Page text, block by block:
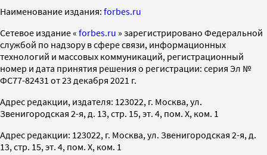
Наименование издания: forbes.ru
Cетевое издание « forbes.ru » зарегистрировано Федеральной
службой по надзору в сфере связи, информационных
технологий и массовых коммуникаций, регистрационный
номер и дата принятия решения о регистрации: серия Эл №
ФС77-82431 от 23 декабря 2021 г.
Адрес редакции, издателя: 123022, г. Москва, ул.
Звенигородская 2-я, д. 13, стр. 15, эт. 4, пом. X, ком. 1
Адрес редакции: 123022, г. Москва, ул. Звенигородская 2-я, д.
13, стр. 15, эт. 4, пом. X, ком. 1